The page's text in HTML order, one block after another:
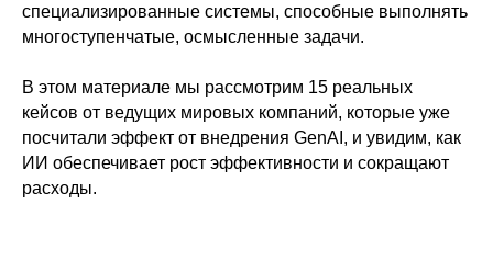
специализированные системы, способные выполнять
многоступенчатые, осмысленные задачи.
В этом материале мы рассмотрим 15 реальных
кейсов от ведущих мировых компаний, которые уже
посчитали эффект от внедрения GenAI, и увидим, как
ИИ обеспечивает рост эффективности и сокращают
расходы.